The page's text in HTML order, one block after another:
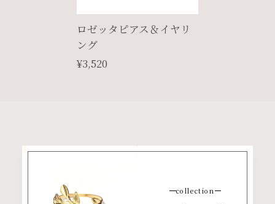
ロゼッタピアス＆イヤリ
ング
¥3,520
collection